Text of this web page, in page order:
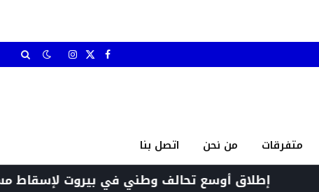
فيسبوك
X الانستغرام
متفرقات من نحن اتصل بنا
إطلاق أوسع تحالف وطني في بيروت لإسقاط مسارات